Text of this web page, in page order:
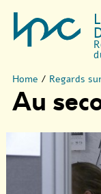
Home / Regards
Au